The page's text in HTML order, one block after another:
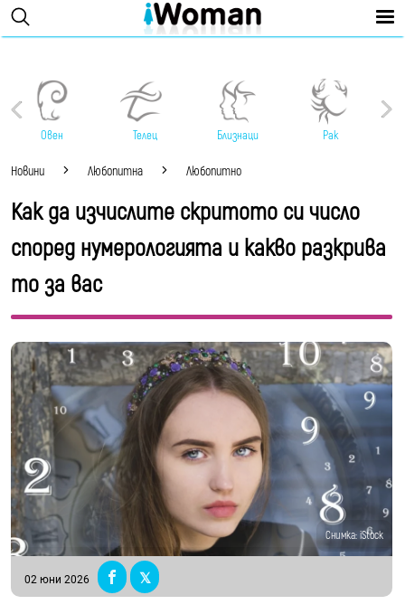
Овен Телец Близнаци Рак
Новини Любопитна Любопитно
Как да изчислите скритото си число
според нумерологията и какво разкрива
то за вас
Снимка: iStock
02 юни 2026